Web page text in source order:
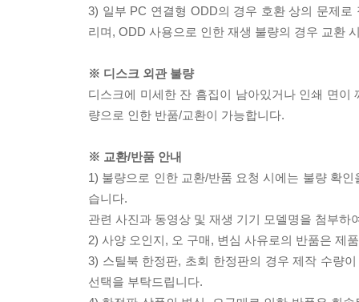
3) 일부 PC 연결형 ODD의 경우 호환 상의 문제
리며, ODD 사용으로 인한 재생 불량의 경우 교환
※ 디스크 외관 불량
디스크에 미세한 잔 흠집이 남아있거나 인쇄 면
량으로 인한 반품/교환이 가능합니다.
※ 교환/반품 안내
1) 불량으로 인한 교환/반품 요청 시에는 불량 확
습니다.
관련 사진과 동영상 및 재생 기기 모델명을 첨부하
2) 사양 오인지, 오 구매, 변심 사유로의 반품은 제
3) 스틸북 한정판, 초회 한정판의 경우 제작 수량
선택을 부탁드립니다.